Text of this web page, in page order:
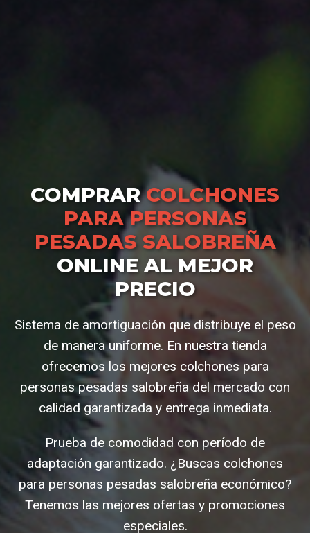
COMPRARCOLCHONES
PARA PERSONAS
PESADAS SALOBREÑA
ONLINE AL MEJOR
PRECIO
Sistema de amortiguación que distribuye el peso
de manera uniforme. En nuestra tienda
ofrecemos los mejores colchones para
personas pesadas salobreña del mercado con
calidad garantizada y entrega inmediata.
Prueba de comodidad con período de
adaptación garantizado. ¿Buscas colchones
para personas pesadas salobreña económico?
Tenemos las mejores ofertas y promociones
especiales.